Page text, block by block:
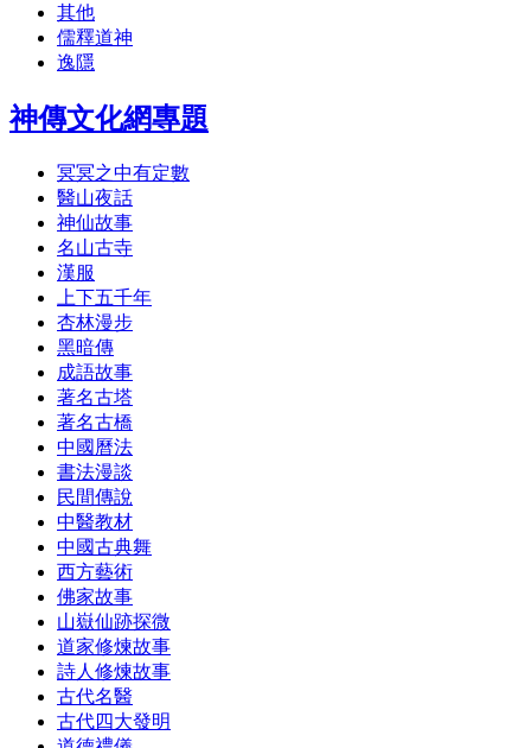
其他
儒釋道神
逸隱
神傳文化網專題
冥冥之中有定數
醫山夜話
神仙故事
名山古寺
漢服
上下五千年
杏林漫步
黑暗傳
成語故事
著名古塔
著名古橋
中國曆法
書法漫談
民間傳說
中醫教材
中國古典舞
西方藝術
佛家故事
山嶽仙跡探微
道家修煉故事
詩人修煉故事
古代名醫
古代四大發明